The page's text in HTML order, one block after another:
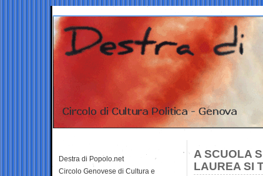
A SCUOLA
LAUREA SI
Destra di Popolo.net
Circolo Genovese di Cultura e